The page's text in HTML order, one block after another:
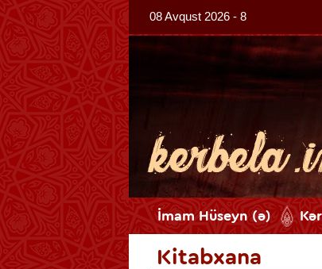
08 Avqust 2026 - 8
İmam Hüseyn (ə)
Kitabxana